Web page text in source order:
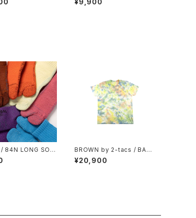
¥9,900
84N LONG SOC
BROWN by 2-tacs / BAA
POCKET（TIE DYE）
¥20,900